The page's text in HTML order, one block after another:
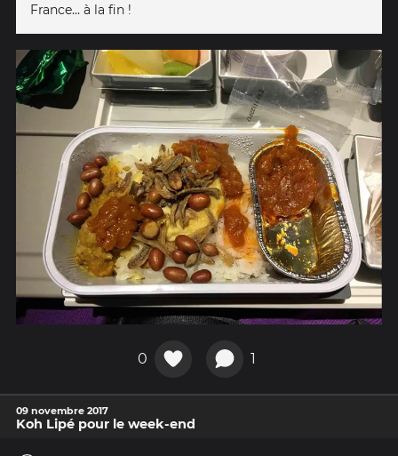
France... à la fin !
0 1
09 novembre 2017
Koh Lipé pour le week-end